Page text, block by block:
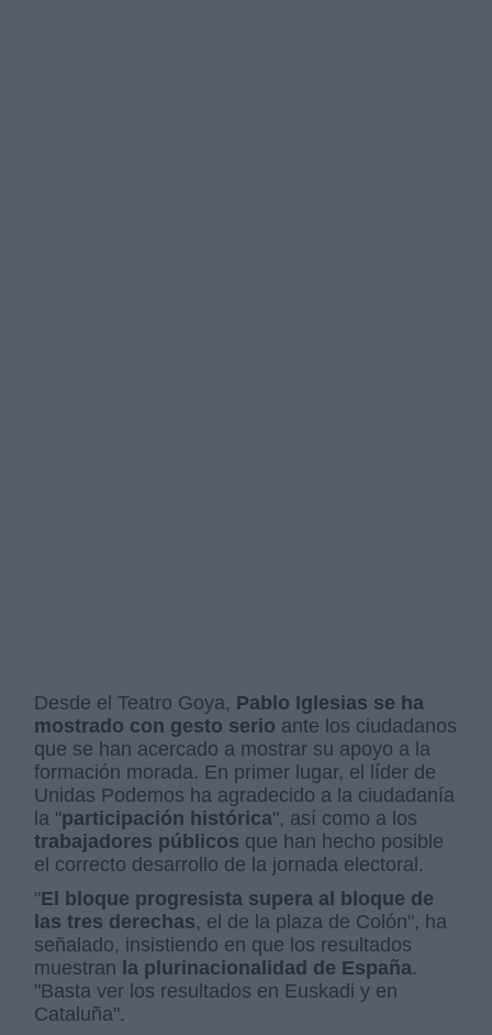
Desde el Teatro Goya, Pablo Iglesias se ha
mostrado con gesto serio ante los ciudadanos
que se han acercado a mostrar su apoyo a la
formación morada. En primer lugar, el líder de
Unidas Podemos ha agradecido a la ciudadanía
la "participación histórica", así como a los
trabajadores públicos que han hecho posible
el correcto desarrollo de la jornada electoral.
"El bloque progresista supera al bloque de
las tres derechas, el de la plaza de Colón", ha
señalado, insistiendo en que los resultados
muestran la plurinacionalidad de España.
"Basta ver los resultados en Euskadi y en
Cataluña".